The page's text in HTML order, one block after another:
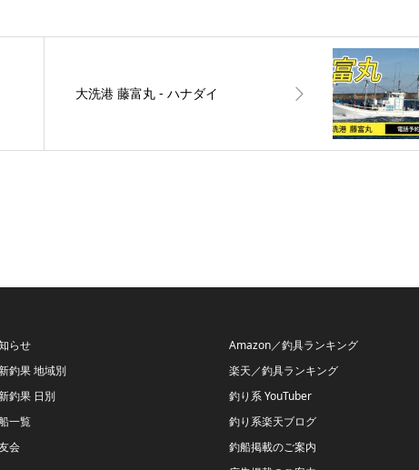
大洗港 藤富丸 ‐ ハナダイ
らせ
釣果 地域別
釣果 日別
一覧
会
Amazon／釣具ランキング
楽天／釣具ランキング
釣り系 YouTuber
釣り系楽天ブログ
釣船掲載のご案内